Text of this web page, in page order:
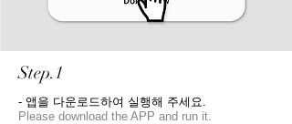
Step.1
- 앱을 다운로드하여 실행해 주세요.
Please download the APP and run it.